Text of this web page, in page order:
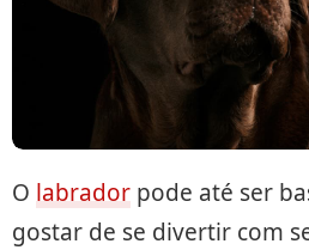
O labrador pode até ser
gostar de se divertir com